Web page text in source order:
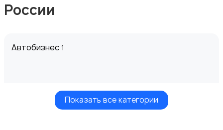
России
Автобизнес 1
Показать все категории